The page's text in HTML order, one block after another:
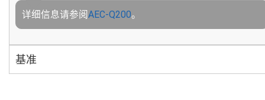
详细信息请参阅AEC-Q200。
基准